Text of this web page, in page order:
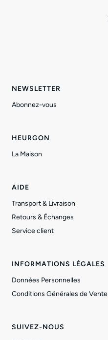
NEWSLETTER
Abonnez-vous
HEURGON
La Maison
AIDE
Transport & Livraison
Retours & Échanges
Service client
INFORMATIONS LÉGALES
Données Personnelles
Conditions Générales de Vente
SUIVEZ-NOUS